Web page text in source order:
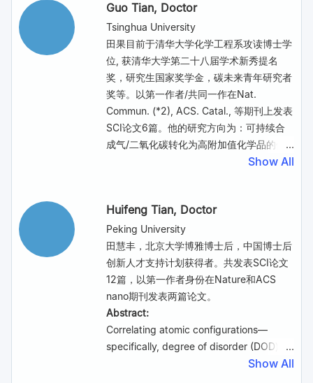
pollutants are destroyed by
graphitization for polycyclic aromatic
hydrocarbons, and by mineralization for
perfluoroalkyl and polyfluoroalkyl
substances. The rapid high-temperature
treatment pertains soil mineral
constituents, and enhances soil
exchangeable nutrient supply, making
soil available for plant growth and animal
culture. Combining the low-energy,
electrothermal remediation is an
attractive alternative for near-future soil
remediation practice.
the conversion of real biomass, the
temperature limit of hydrothermal
conversion of lignocellulosic biomass
was broken, enabling low-temperature
hydrothermal conversion of real biomass.
This study is valuable for deepening the
understanding of the reaction
mechanism of hydrothermal conversion
of biomass and the practical industrial
文30余篇，合著1部、发明专利2项，其中
以第一作者和通讯作者共发表17篇，包括J.
Am. Chem. Soc.（4篇），Angew. Chem.
Int. Ed.（2篇），Small，Chem. Mater.等
本领域国际顶尖及权威期刊，担任
eScience, Chemical Synthesis，结构化学
等期刊青年编委，以及多个SCI期刊独立审
稿人。
报告摘要:
结构明确的配位化合物一类可以通过单晶X
在本次报告中，报告人将介绍于结构明确的
配位化合物在碳氢化合物分离方面的应用，
具有显著的节能、低碳排放等优势。此外，
报告人还将介绍结构明确的配位化合物在催
化转化碳氢化合物方面的卓越性能。通过对
比实验和理论计算结果分析，我们进一步阐
明了这些配位化合物的分离和催化机制。本
研究为开发新型高效的分离和催化材料提供
了重要依据，展示了结构明确的配位化合物
在可持续发展中的广阔应用前景。
Guo Tian, Doctor
Tsinghua University
田果目前于清华大学化学工程系攻读博士学
位, 获清华大学第二十八届学术新秀提名
奖，研究生国家奖学金，碳未来青年研究者
奖等。以第一作者/共同一作在Nat.
Commun. (*2), ACS. Catal., 等期刊上发表
SCI论文6篇。他的研究方向为：可持续合
成气/二氧化碳转化为高附加值化学品的催
essential for environmental sustainability,
with heterogeneous catalysis playing a
critical role. Yet, balancing high catalytic
activity with selectivity is challenging
due to the complex interactions of
intermediates across multiple active
sites, which can trigger competing
reactions. To overcome this, we
introduce the "catalytic shunt," a
strategy inspired by biological metabolic
Show All
Huifeng Tian, Doctor
Peking University
田慧丰，北京大学博雅博士后，中国博士后
创新人才支持计划获得者。共发表SCI论文
12篇，以第一作者身份在Nature和ACS
nano期刊发表两篇论文。
Abstract:
Correlating atomic configurations—
specifically, degree of disorder (DOD)—
of an amorphous solid with properties is
Show All